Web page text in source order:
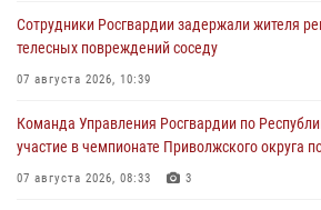
Сотрудники Росгвардии задержали жителя
телесных повреждений соседу
07 августа 2026, 10:39
Команда Управления Росгвардии по
участие в чемпионате Приволжского округа
07 августа 2026, 08:33 3